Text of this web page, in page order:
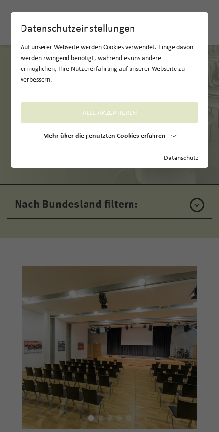
Nach Bundesland filtern:
Datenschutzeinstellungen
Auf unserer Webseite werden Cookies verwendet. Einige davon
werden zwingend benötigt, während es uns andere
ermöglichen, Ihre Nutzererfahrung auf unserer Webseite zu
verbessern.
ALLE AKZEPTIEREN
Mehr über die genutzten Cookies erfahren
Datenschutz